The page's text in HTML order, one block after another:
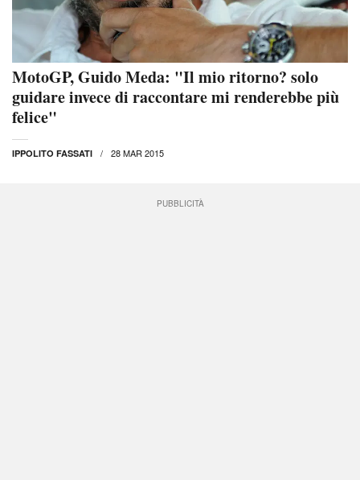
MotoGP, Guido Meda: "Il mio ritorno? solo
guidare invece di raccontare mi renderebbe più
felice"
IPPOLITO FASSATI 28 MAR 2015
PUBBLICITÀ